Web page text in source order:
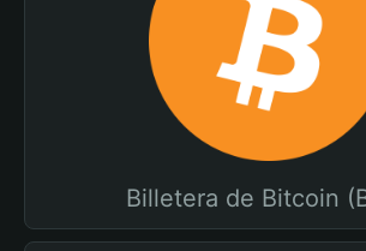
Billetera de Bitcoin